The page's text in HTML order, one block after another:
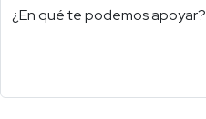
¿En qué te podemos apoyar?